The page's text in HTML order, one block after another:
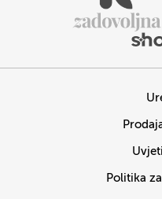
Politika